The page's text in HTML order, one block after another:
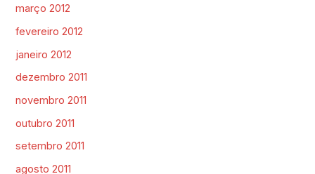
março 2012
fevereiro 2012
janeiro 2012
dezembro 2011
novembro 2011
outubro 2011
setembro 2011
agosto 2011